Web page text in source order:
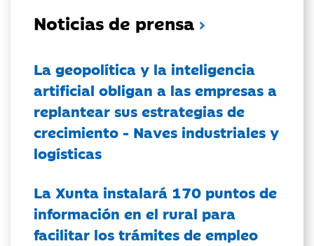
Noticias de prensa
La geopolítica y la inteligencia
artificial obligan a las empresas a
replantear sus estrategias de
crecimiento - Naves industriales y
logísticas
La Xunta instalará 170 puntos de
información en el rural para
facilitar los trámites de empleo